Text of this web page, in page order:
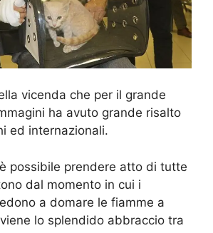
vicenda che per il grande
ha avuto grande risalto
ed internazionali.
possibile prendere atto di tutte
dal momento in cui i
a domare le fiamme a
lo splendido abbraccio tra